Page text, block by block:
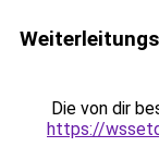
Die von dir
https://